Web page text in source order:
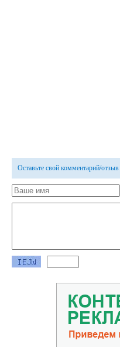
Оставьте свой комментарий/отзыв